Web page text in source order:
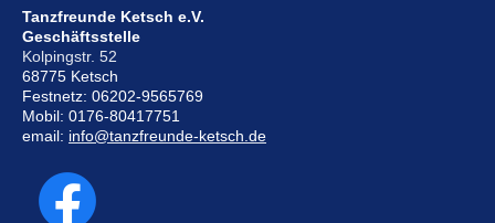
Tanzfreunde Ketsch e.V.
Geschäftsstelle
Kolpingstr. 52
68775 Ketsch
Festnetz: 06202-9565769
Mobil: 0176-80417751
email: info@tanzfreunde-ketsch.de